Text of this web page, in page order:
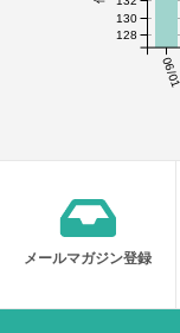
06/01
128
130
メールマガジン登録